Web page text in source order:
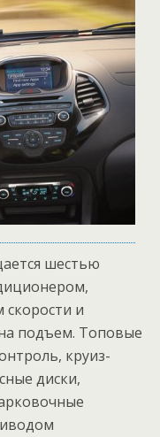
шестью
скорости и
подъем. Топовые
круиз-
диски,